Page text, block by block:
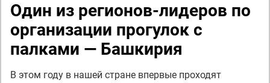
Один из регионов-лидеров по
организации прогулок с
палками — Башкирия
В этом году в нашей стране впервые проходят